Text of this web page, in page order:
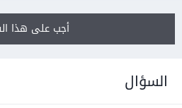
أجب على هذا
السؤال